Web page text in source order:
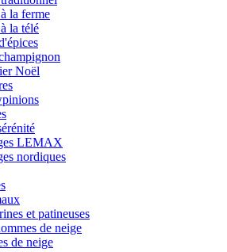
la ferme
la télé
Noël
LEMAX
nordiques
et patineuses
de neige
de neige